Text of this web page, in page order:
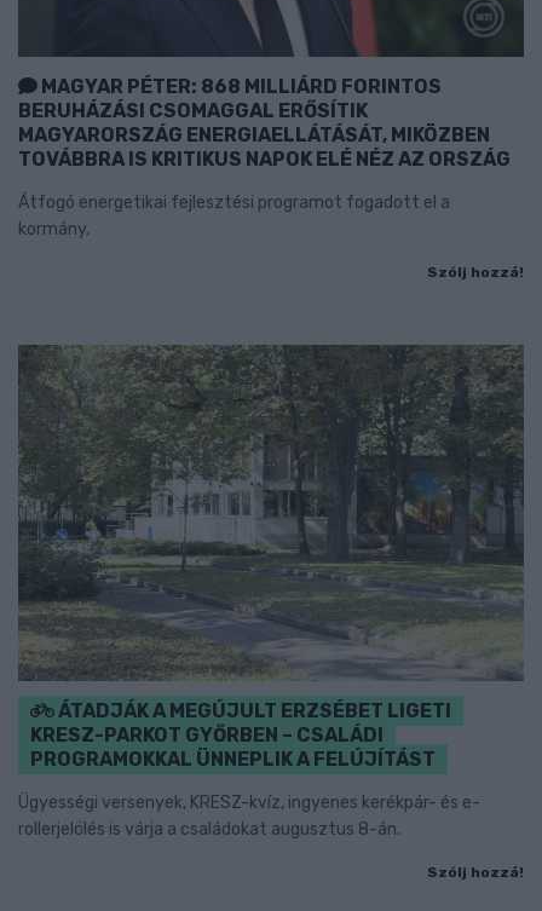
MAGYAR PÉTER: 868 MILLIÁRD FORINTOS
BERUHÁZÁSI CSOMAGGAL ERŐSÍTIK
MAGYARORSZÁG ENERGIAELLÁTÁSÁT, MIKÖZBEN
TOVÁBBRA IS KRITIKUS NAPOK ELÉ NÉZ AZ ORSZÁG
Átfogó energetikai fejlesztési programot fogadott el a
kormány.
Szólj hozzá!
ÁTADJÁK A MEGÚJULT ERZSÉBET LIGETI
KRESZ-PARKOT GYŐRBEN – CSALÁDI
PROGRAMOKKAL ÜNNEPLIK A FELÚJÍTÁST
Ügyességi versenyek, KRESZ-kvíz, ingyenes kerékpár- és e-
rollerjelölés is várja a családokat augusztus 8-án.
Szólj hozzá!